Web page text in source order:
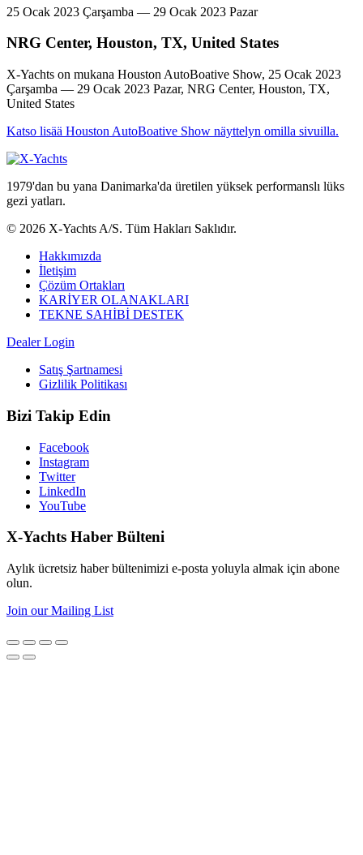
25 Ocak 2023 Çarşamba — 29 Ocak 2023 Pazar
NRG Center, Houston, TX, United States
X-Yachts on mukana Houston AutoBoative Show, 25 Ocak 2023
Çarşamba — 29 Ocak 2023 Pazar, NRG Center, Houston, TX,
United States
Katso lisää Houston AutoBoative Show näyttelyn omilla sivuilla.
1979'dan bu yana Danimarka'da üretilen yüksek performanslı lüks
gezi yatları.
© 2026 X-Yachts A/S. Tüm Hakları Saklıdır.
Hakkımızda
İletişim
Çözüm Ortakları
KARİYER OLANAKLARI
TEKNE SAHİBİ DESTEK
Dealer Login
Satış Şartnamesi
Gizlilik Politikası
Bizi Takip Edin
Facebook
Instagram
Twitter
LinkedIn
YouTube
X-Yachts Haber Bülteni
Aylık ücretsiz haber bültenimizi e-posta yoluyla almak için abone
olun.
Join our Mailing List